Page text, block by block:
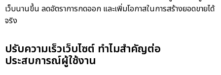
เว็บนานขึ้น ลดอัตราการกดออก และเพิ่มโอกาสในการสร้างยอดขายได้
จริง
ปรับความเร็วเว็บไซต์ ทำไมสำคัญต่อ
ประสบการณ์ผู้ใช้งาน